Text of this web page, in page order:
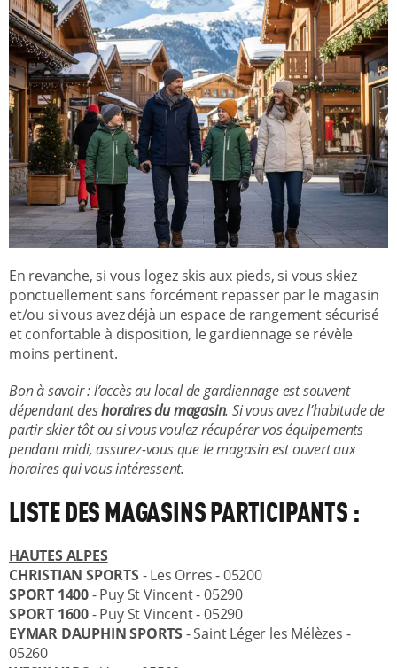
En revanche, si vous logez skis aux pieds, si vous skiez
ponctuellement sans forcément repasser par le magasin
et/ou si vous avez déjà un espace de rangement sécurisé
et confortable à disposition, le gardiennage se révèle
moins pertinent.
Bon à savoir : l’accès au local de gardiennage est souvent
dépendant deshoraires du magasin. Si vous avez l’habitude de
partir skier tôt ou si vous voulez récupérer vos équipements
pendant midi, assurez-vous que le magasin est ouvert aux
horaires qui vous intéressent.
LISTE DES MAGASINS PARTICIPANTS :
HAUTES ALPES
CHRISTIAN SPORTS- Les Orres - 05200
SPORT 1400- Puy St Vincent - 05290
SPORT 1600- Puy St Vincent - 05290
EYMAR DAUPHIN SPORTS- Saint Léger les Mélèzes -
05260